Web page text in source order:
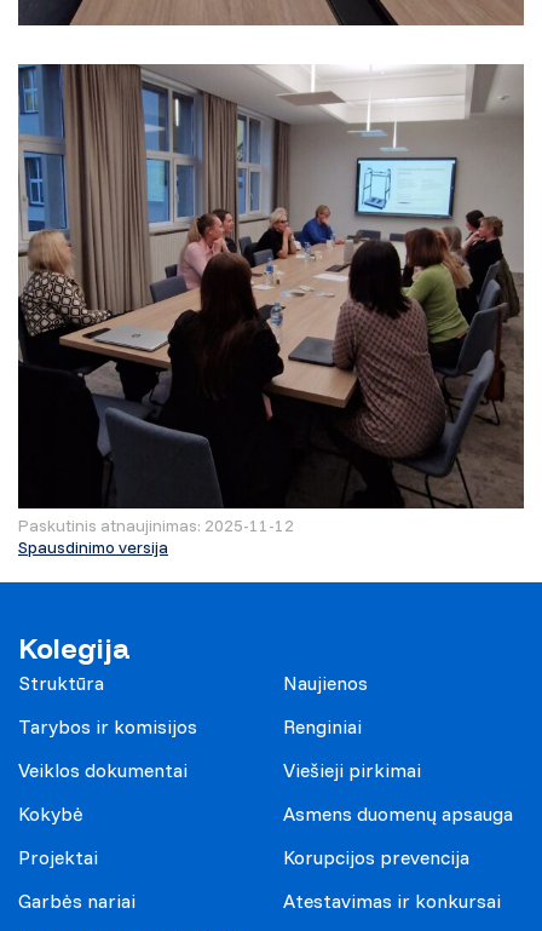
Paskutinis atnaujinimas: 2025-11-12
Spausdinimo versija
Kolegija
Struktūra
Tarybos ir komisijos
Veiklos dokumentai
Kokybė
Projektai
Garbės nariai
Naujienos
Renginiai
Viešieji pirkimai
Asmens duomenų apsauga
Korupcijos prevencija
Atestavimas ir konkursai